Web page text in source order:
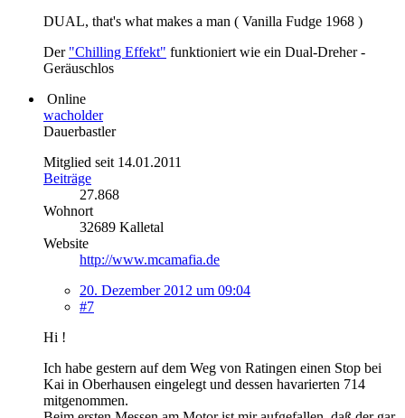
DUAL, that's what makes a man ( Vanilla Fudge 1968 )
Der "Chilling Effekt" funktioniert wie ein Dual-Dreher -
Geräuschlos
Online
wacholder
Dauerbastler
Mitglied seit 14.01.2011
Beiträge
27.868
Wohnort
32689 Kalletal
Website
http://www.mcamafia.de
20. Dezember 2012 um 09:04
#7
Hi !
Ich habe gestern auf dem Weg von Ratingen einen Stop bei
Kai in Oberhausen eingelegt und dessen havarierten 714
mitgenommen.